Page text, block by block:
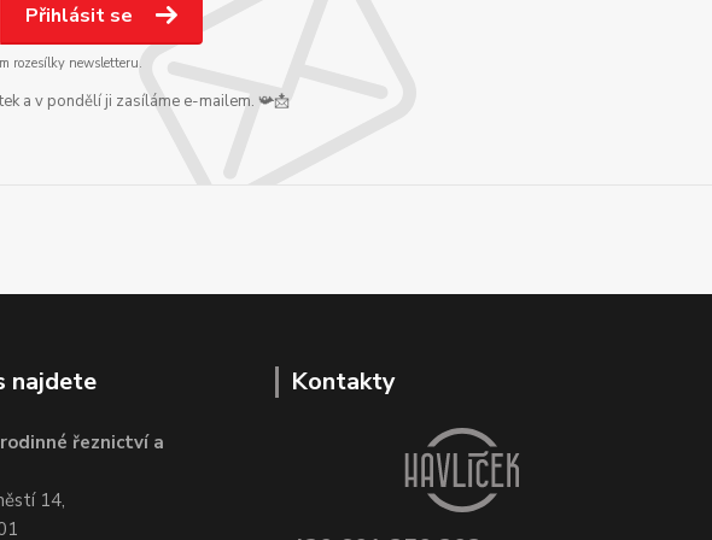
Přihlásit se
rozesílky newsletteru.
a v pondělí ji zasíláme e-mailem. 📯📩
najdete
řeznictví a
14,
Kontakty